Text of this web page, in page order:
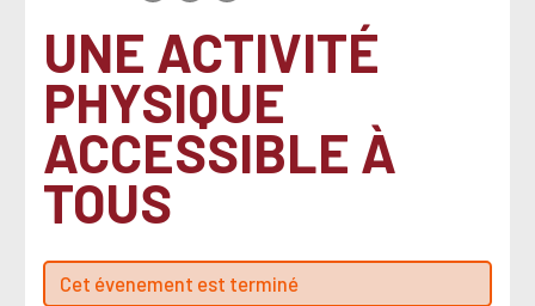
UNE ACTIVITÉ
PHYSIQUE
ACCESSIBLE À
TOUS
Cet évenement est terminé